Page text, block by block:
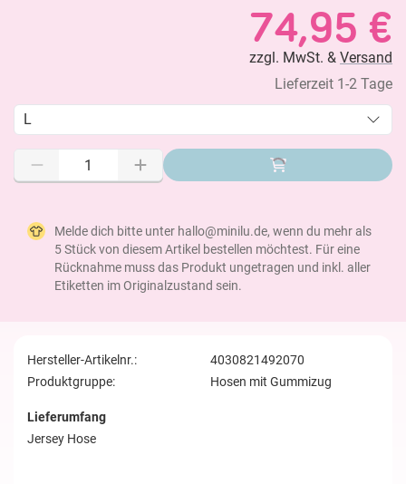
74,95 €
zzgl. MwSt. & Versand
Lieferzeit 1-2 Tage
L
Melde dich bitte unter hallo@minilu.de, wenn du mehr als
5 Stück von diesem Artikel bestellen möchtest. Für eine
Rücknahme muss das Produkt ungetragen und inkl. aller
Etiketten im Originalzustand sein.
Hersteller-Artikelnr.:
4030821492070
Produktgruppe:
Hosen mit Gummizug
Lieferumfang
Jersey Hose